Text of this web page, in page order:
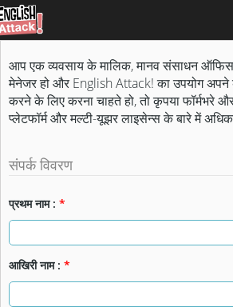
आप एक व्यवसाय के मालिक, मानव संसाधन
मेनेजर हो और English Attack! का उपयोग अपने
करने के लिए करना चाहते हो, तो कृपया फॉर्मभरे
प्लेटफॉर्म और मल्टी-यूझर लाइसेन्स के बारे में
संपर्क विवरण
प्रथम नाम : *
आखिरी नाम : *